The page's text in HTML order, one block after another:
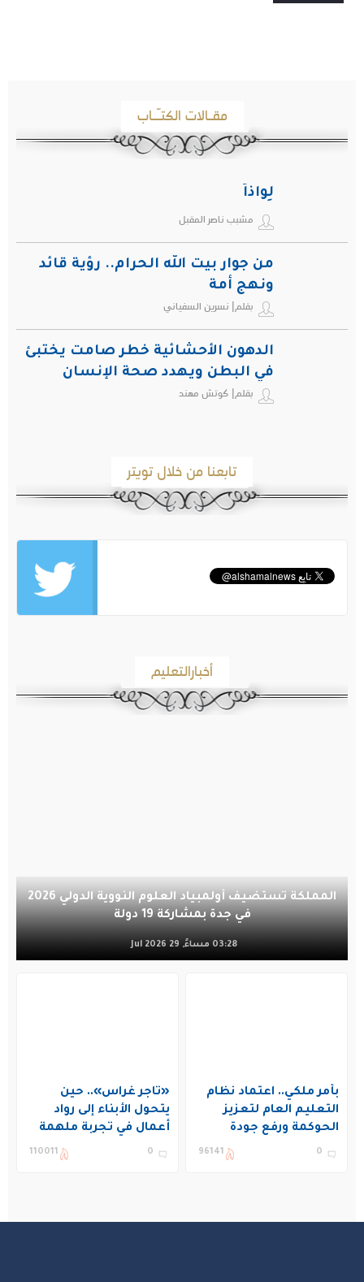
مقـالات الكتـّـاب
لِواذاً
مشبب ناصر المقبل
من جوار بيت الله الحرام.. رؤية قائد
ونهج أمة
بقلم| نسرين السفياني
الدهون الأحشائية خطر صامت يختبئ
في البطن ويهدد صحة الإنسان
بقلم| كوتش مهند
تابعنا من خلال تويتر
أخبارالتعليم
المملكة تستضيف أولمبياد العلوم النووية الدولي 2026
في جدة بمشاركة 19 دولة
03:28 مساءً, 29 Jul 2026
بأمر ملكي.. اعتماد نظام
التعليم العام لتعزيز
الحوكمة ورفع جودة
التعليم في المملكة
0
96141
«تاجر غراس».. حين
يتحول الأبناء إلى رواد
أعمال في تجربة ملهمة
بنادي غراس الصيفي
0
110011